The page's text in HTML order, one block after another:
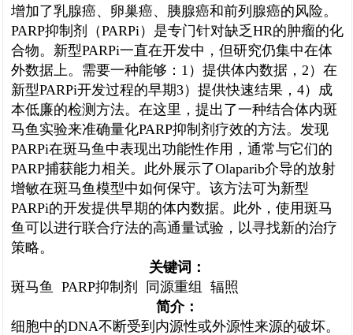
增加了乳腺癌、卵巢癌、胰腺癌和前列腺癌的风险。
PARP抑制剂（PARPi）是专门针对缺乏HR的肿瘤的化
合物。新型PARPi一直在开发中，但研究仍集中在体
外数据上。需要一种能够：1）提供体内数据，2）在
新型PARPi开发过程的早期3）提供快速结果，4）成
本低廉的检测方法。在这里，提出了一种结合体内斑
马鱼实验来准确量化PARP抑制剂疗效的方法。发现
PARPi在斑马鱼中表现出功能性作用，通常与它们的
PARP捕获能力相关。此外展示了Olaparib介导的放射
增敏在斑马鱼模型中如何保守。该方法可为新型
PARPi的开发提供早期的体内数据。此外，使用斑马
鱼可以进行联合疗法的高通量试验，以寻找新的治疗
策略。
关键词：
斑马鱼 PARP抑制剂 同源重组 辐照
简介：
细胞中的DNA不断受到内源性或外源性来源的破坏。